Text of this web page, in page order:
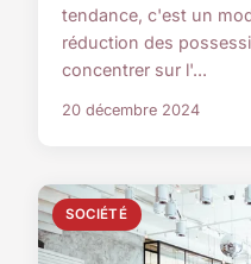
tendance, c'est un
réduction des
concentrer sur l'...
20 décembre 2024
SOCIÉTÉ